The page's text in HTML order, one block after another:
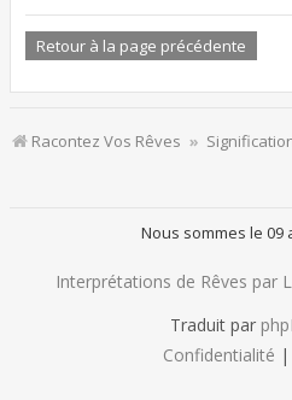
Retour à la page précédente
Racontez Vos Rêves
Nous sommes le 09
Interprétations de Rêves par
Traduit par
Confidentialité |